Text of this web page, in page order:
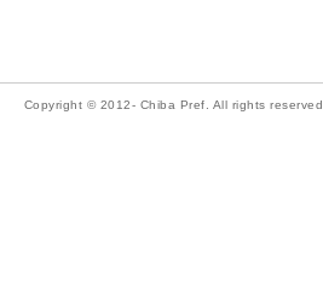
Copyright © 2012- Chiba Pref. All rights reserved.